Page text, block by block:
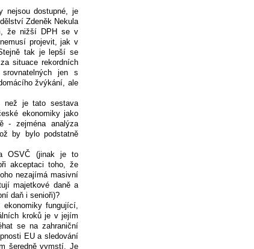
nejsou dostupné, je
Zdeněk Nekula
že nižší DPH se v
projevit, jak v
tak je lepší se
situace rekordních
jen s
žvýkání, ale
než je tato sestava
ekonomiky jako
- zejména analýza
by bylo podstatně
OSVČ (jinak je to
akceptaci toho, že
nezajímá masivní
majetkové daně a
daň i senioři)?
fungující,
kroků je v jejím
se na zahraniční
EU a sledování
šeredně vymstí. Je